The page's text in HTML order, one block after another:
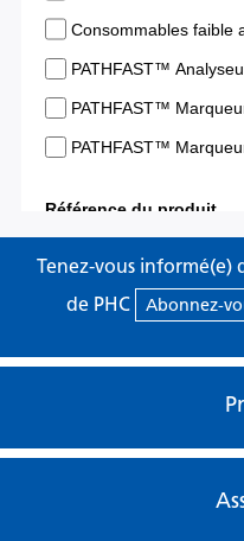
Tenez-vous informé(e)
de PHC
Abonnez-